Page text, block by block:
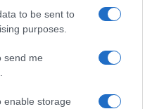
to be sent to
purposes.
send me
enable storage